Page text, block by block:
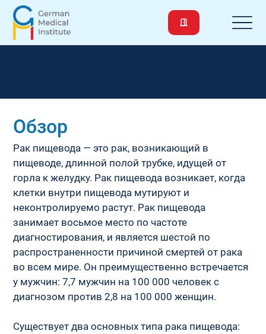
Обзор
Рак пищевода — это рак, возникающий в
пищеводе, длинной полой трубке, идущей от
горла к желудку. Рак пищевода возникает, когда
клетки внутри пищевода мутируют и
неконтролируемо растут. Рак пищевода
занимает восьмое место по частоте
диагностирования, и является шестой по
распространенности причиной смертей от рака
во всем мире. Он преимущественно встречается
у мужчин: 7,7 мужчин на 100 000 человек с
диагнозом против 2,8 на 100 000 женщин.
Существует два основных типа рака пищевода: